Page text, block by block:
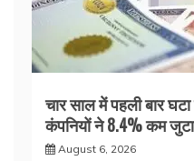
चार साल में पहली बार घटा
कंपनियों ने 8.4% कम
August 6, 2026